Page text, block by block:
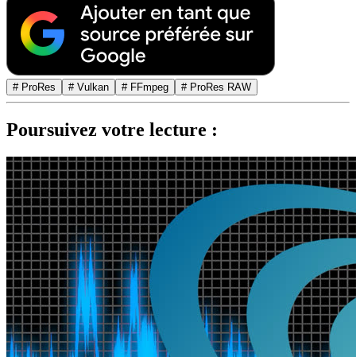
# ProRes # Vulkan # FFmpeg # ProRes RAW
Poursuivez votre lecture :